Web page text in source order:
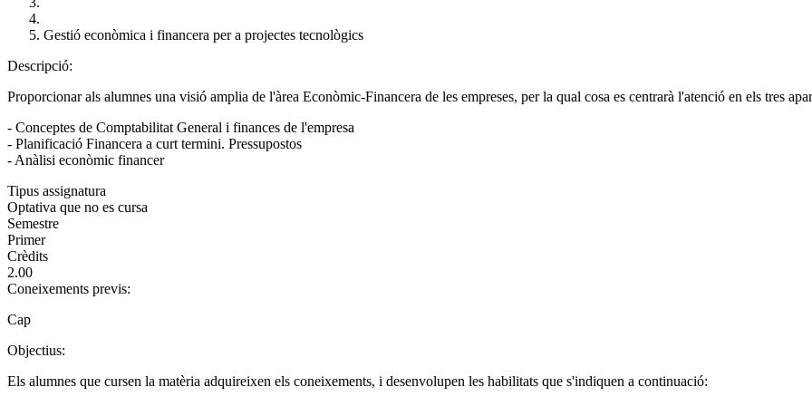
Gestió econòmica i financera per a projectes tecnològics
Descripció:
Proporcionar als alumnes una visió amplia de l'àrea Econòmic-Financera de les empreses, per la qual cosa es centrarà l'atenció en els tres
- Conceptes de Comptabilitat General i finances de l'empresa
- Planificació Financera a curt termini. Pressupostos
- Anàlisi econòmic financer
Tipus assignatura
Optativa que no es cursa
Semestre
Primer
Crèdits
2.00
Coneixements previs:
Cap
Objectius:
Els alumnes que cursen la matèria adquireixen els coneixements, i desenvolupen les habilitats que s'indiquen a continuació: